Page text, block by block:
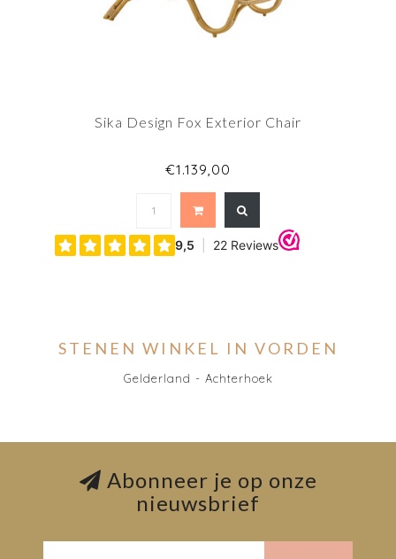
Sika Design Fox Exterior Chair
€1.139,00
STENEN WINKEL IN VORDEN
Gelderland - Achterhoek
Abonneer je op onze
nieuwsbrief